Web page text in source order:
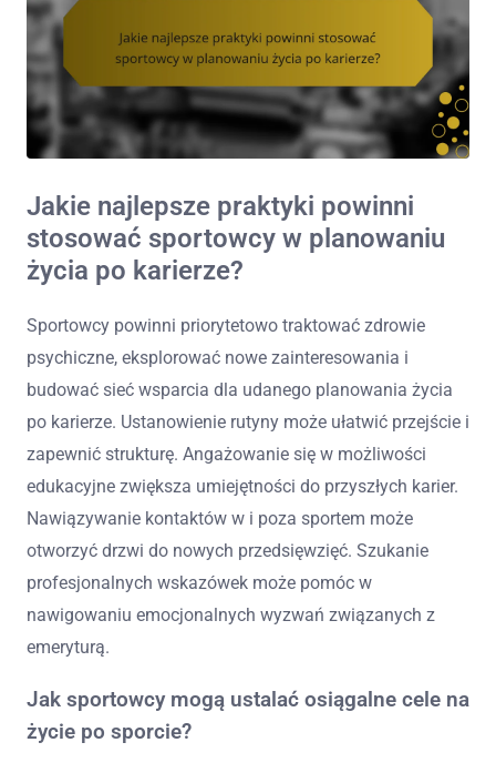
Jakie najlepsze praktyki powinni
stosować sportowcy w planowaniu
życia po karierze?
Sportowcy powinni priorytetowo traktować zdrowie
psychiczne, eksplorować nowe zainteresowania i
budować sieć wsparcia dla udanego planowania życia
po karierze. Ustanowienie rutyny może ułatwić przejście i
zapewnić strukturę. Angażowanie się w możliwości
edukacyjne zwiększa umiejętności do przyszłych karier.
Nawiązywanie kontaktów w i poza sportem może
otworzyć drzwi do nowych przedsięwzięć. Szukanie
profesjonalnych wskazówek może pomóc w
nawigowaniu emocjonalnych wyzwań związanych z
emeryturą.
Jak sportowcy mogą ustalać osiągalne cele na
życie po sporcie?